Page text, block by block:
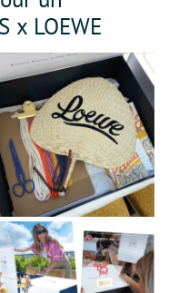
x LOEWE